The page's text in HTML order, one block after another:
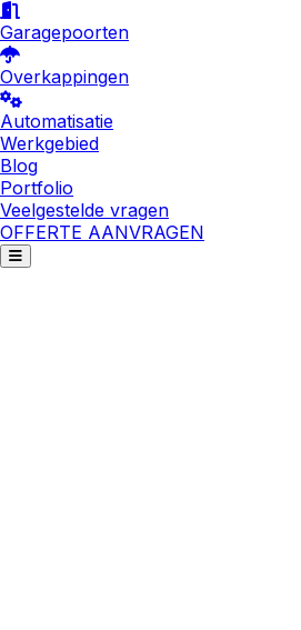
Garagepoorten
Overkappingen
Automatisatie
Werkgebied
Blog
Portfolio
Veelgestelde vragen
OFFERTE AANVRAGEN